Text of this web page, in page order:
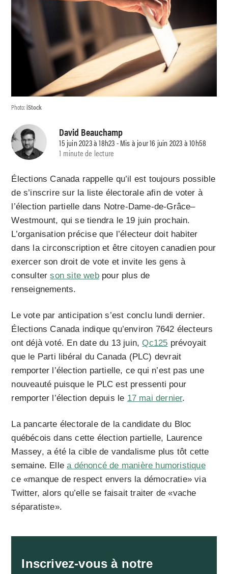
Photo:iStock
David Beauchamp
15 juin 2023 à 18h23 - Mis à jour 16 juin 2023 à 10h58
1 minute de lecture
Élections Canada rappelle qu’il est toujours possible
de s’inscrire sur la liste électorale afin de voter à
l’élection partielle dans Notre-Dame-de-Grâce–
Westmount, qui se tiendra le 19 juin prochain.
L’organisation précise que l’électeur doit habiter
dans la circonscription et être citoyen canadien pour
exercer son droit de vote et invite les gens à
consulterson site webpour plus de
renseignements.
Le vote par anticipation s’est conclu lundi dernier.
Élections Canada indique qu’environ 7642 électeurs
ont déjà voté. En date du 13 juin,Qc125 prévoyait
que le Parti libéral du Canada (PLC) devrait
remporter l’élection partielle, ce qui n’est pas une
nouveauté puisque le PLC est pressenti pour
remporter l’élection depuis le 17 mai dernier.
La pancarte électorale de la candidate du Bloc
québécois dans cette élection partielle, Laurence
Massey, a été la cible de vandalisme plus tôt cette
semaine. Ellea dénoncé de manière humoristique
ce «manque de respect envers la démocratie» via
Twitter, alors qu’elle se faisait traiter de «vache
séparatiste».
Inscrivez-vous à notre